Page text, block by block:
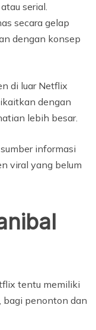
serial.
secara gelap
dengan konsep
di luar Netflix
dengan
lebih besar.
informasi
viral yang belum
tentu memiliki
bagi penonton dan